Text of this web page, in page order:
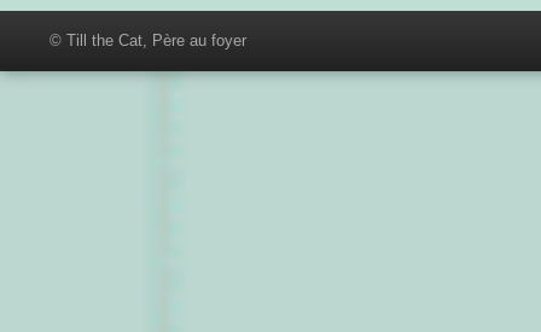
© Till the Cat, Père au foyer